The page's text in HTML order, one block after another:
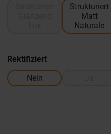
Strukturiert
Matt
Naturale
Rektifiziert
Nein